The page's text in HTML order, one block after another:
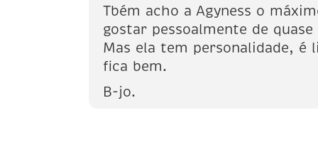
Tbém acho a Agyness o
gostar pessoalmente de
Mas ela tem personalidade, é
fica bem.
B-jo.